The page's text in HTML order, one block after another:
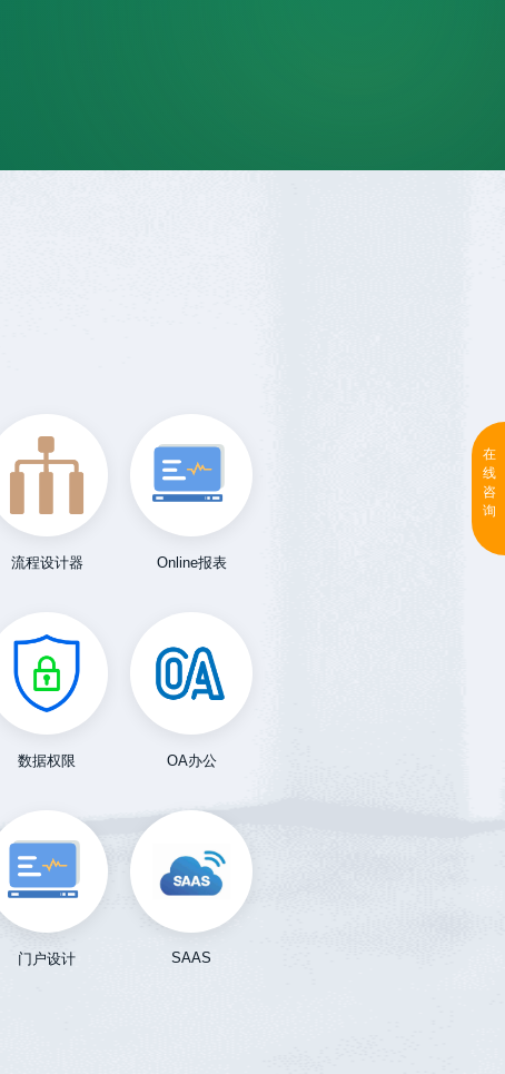
流程设计器 Online报表
数据权限 OA办公
门户设计 SAAS
在
线
咨
询